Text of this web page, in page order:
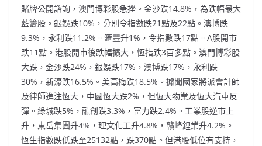
賭牌公開諮詢，澳門博彩股急挫。金沙跌14.8%，為跌幅最大
藍籌股。銀娛跌10%，分別令指數跌21點及22點。澳博跌
9.3%，永利跌11.2%。滙豐升1%，令指數跌17點。A股開市
跌11點。港股開市後跌幅擴大，恆指跌3百多點。澳門博彩股
大跌，金沙跌24%，銀娛跌17%，澳博跌17%，永利跌
30%，新濠跌16.5%。美高梅跌18.5%。據聞國家將派會計師
及律師進注恆大，中國恆大跌2%，但恆大物業及恆大汽車反
彈。綠城跌5%，融創跌3.3%，富力跌2.4%。工業股逆市上
升，東岳集團升4%，理文化工升4.8%，贛峰鋰業升4.2%。
恆生指數跌低跌至25132點，跌370點。但港股低位有支持，